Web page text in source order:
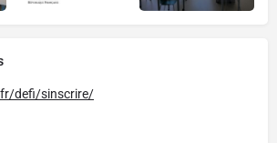
defi/sinscrire/